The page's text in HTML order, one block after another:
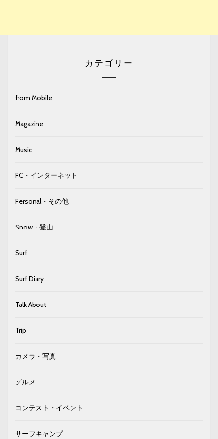
カテゴリー
from Mobile
Magazine
Music
PC・インターネット
Personal・その他
Snow・登山
Surf
Surf Diary
Talk About
Trip
カメラ・写真
グルメ
コンテスト・イベント
サーフキャンプ